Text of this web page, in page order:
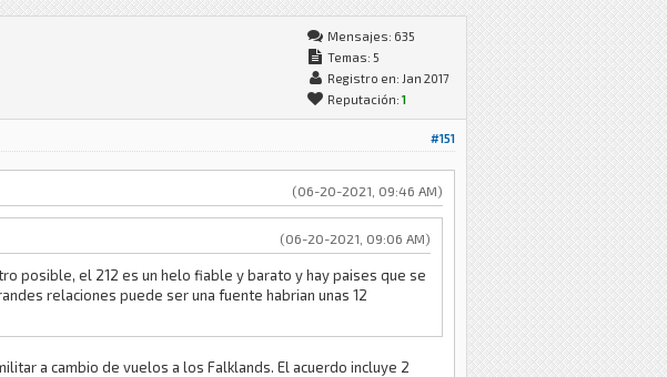
Mensajes: 635
Temas: 5
Registro en: Jan 2017
Reputación: 1
#151
(06-20-2021, 09:46 AM)
(06-20-2021, 09:06 AM)
posible, el 212 es un helo fiable y barato y hay paises que se
relaciones puede ser una fuente habrian unas 12
a cambio de vuelos a los Falklands. El acuerdo incluye 2